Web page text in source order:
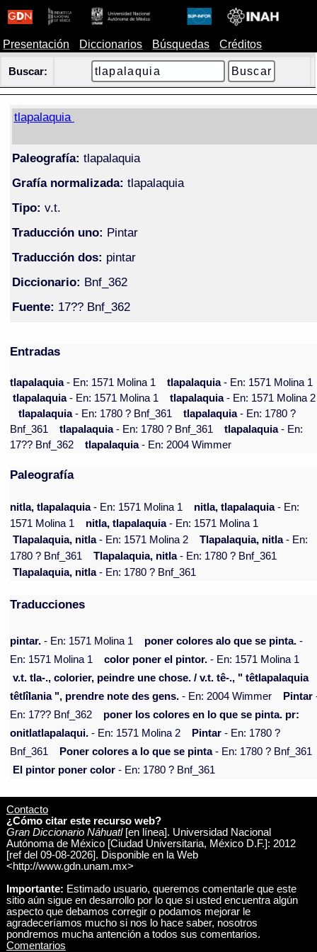
Presentación Diccionarios Búsquedas Créditos
Buscar:
tlapalaquia
Paleografía: tlapalaquia
Grafía normalizada: tlapalaquia
Tipo: v.t.
Traducción uno: Pintar
Traducción dos: pintar
Diccionario: Bnf_362
Fuente: 17?? Bnf_362
Entradas
tlapalaquia- En: 1571 Molina 1 tlapalaquia- En: 1571 Molina 1
tlapalaquia- En: 1571 Molina 1 tlapalaquia- En: 1571 Molina 2
tlapalaquia- En: 1780 ? Bnf_361 tlapalaquia- En: 1780 ?
Bnf_361
tlapalaquia- En: 1780 ? Bnf_361 tlapalaquia- En:
17?? Bnf_362
tlapalaquia- En: 2004 Wimmer
Paleografía
nitla, tlapalaquia- En: 1571 Molina 1 nitla, tlapalaquia- En:
1571 Molina 1
nitla, tlapalaquia- En: 1571 Molina 1
Tlapalaquia, nitla- En: 1571 Molina 2 Tlapalaquia, nitla- En:
1780 ? Bnf_361
Tlapalaquia, nitla- En: 1780 ? Bnf_361
Tlapalaquia, nitla- En: 1780 ? Bnf_361
Traducciones
pintar. - En: 1571 Molina 1 poner colores alo que se pinta. -
En: 1571 Molina 1
color poner el pintor. - En: 1571 Molina 1
v.t. tla-., colorier, peindre une chose. / v.t. tê-., " têtlapalaquia
têtlîlania ", prendre note des gens. - En: 2004 Wimmer Pintar
En: 17?? Bnf_362
poner los colores en lo que se pinta. pr:
onitlatlapalaqui. - En: 1571 Molina 2 Pintar - En: 1780 ?
Bnf_361
Poner colores a lo que se pinta- En: 1780 ? Bnf_361
El pintor poner color - En: 1780 ? Bnf_361
Contacto
¿Cómo citar este recurso web?
Gran Diccionario Náhuatl[en línea]. Universidad Nacional
Autónoma de México [Ciudad Universitaria, México D.F.]: 2012
[ref del 09-08-2026]. Disponible en la Web
<http://www.gdn.unam.mx>
Importante: Estimado usuario, queremos comentarle que este
sitio aún sigue en desarrollo por lo que si usted encuentra algún
aspecto que debamos corregir o podamos mejorar le
agradeceríamos mucho si nos lo hace saber, nosotros
pondremos mucha antención a todos sus comentarios.
Comentarios